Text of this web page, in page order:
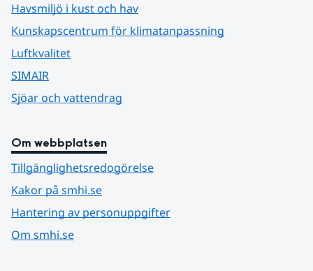
Havsmiljö i kust och hav
Kunskapscentrum för klimatanpassning
Luftkvalitet
SIMAIR
Sjöar och vattendrag
Om webbplatsen
Tillgänglighetsredogörelse
Kakor på smhi.se
Hantering av personuppgifter
Om smhi.se